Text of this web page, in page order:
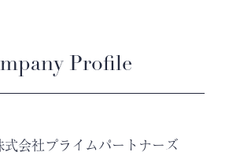
Profile
式会社プライムパートナーズ